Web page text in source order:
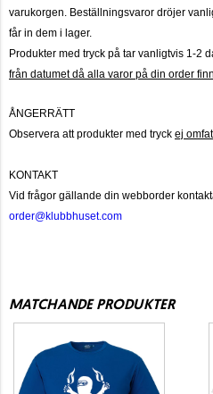
varukorgen. Beställningsvaror dröjer
får in dem i lager.
Produkter med tryck på tar vanligtvis 1-2
från datumet då alla varor på din order
ÅNGERRÄTT
Observera att produkter med tryck ej
KONTAKT
Vid frågor gällande din webborder
order@klubbhuset.com
MATCHANDE PRODUKTER